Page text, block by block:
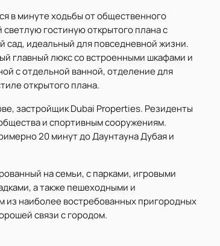
в минуте ходьбы от общественного
гостиную открытого плана с
сад, идеальный для повседневной жизни.
главный люкс со встроенными шкафами и
с отдельной ванной, отделение для
открытого плана.
застройщик Dubai Properties. Резиденты
и спортивным сооружениям.
20 минут до Даунтауна Дубая и
на семьи, с парками, игровыми
а также пешеходными и
из наиболее востребованных пригородных
связи с городом.